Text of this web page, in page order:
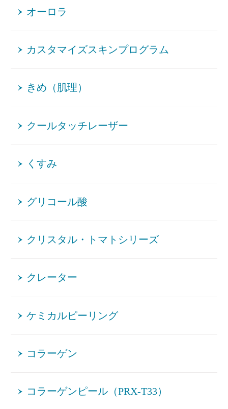
オーロラ
カスタマイズスキンプログラム
きめ（肌理）
クールタッチレーザー
くすみ
グリコール酸
クリスタル・トマトシリーズ
クレーター
ケミカルピーリング
コラーゲン
コラーゲンピール（PRX-T33）